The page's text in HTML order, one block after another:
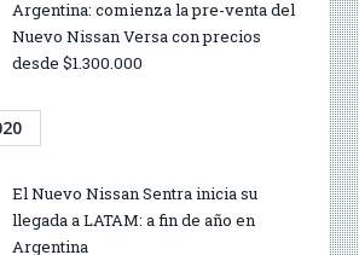
Argentina: comienza la pre-venta del
Nuevo Nissan Versa con precios
desde $1.300.000
El Nuevo Nissan Sentra inicia su
llegada a LATAM: a fin de año en
Argentina